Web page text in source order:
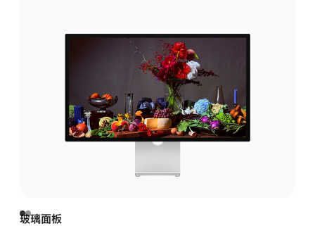
玻璃面板